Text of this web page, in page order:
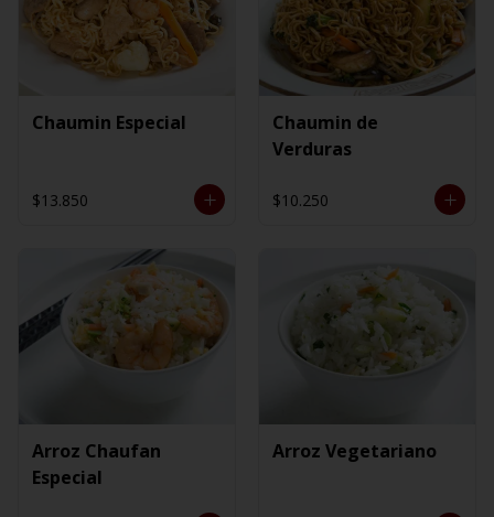
Chaumin Especial
$13.850
Chaumin de
Verduras
$10.250
Arroz Chaufan
Especial
Arroz Vegetariano